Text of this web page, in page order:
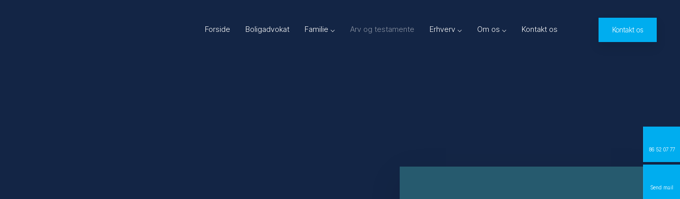
86 52 07 77
Send mail
Forside Boligadvokat Familie ⌵ Arv og testamente Erhverv ⌵ Om os ⌵ Kontakt os Kontakt os​